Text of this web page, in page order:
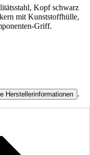
Kopf schwarz
mit Kunststoffhülle,
Griff.
Herstellerinformationen .